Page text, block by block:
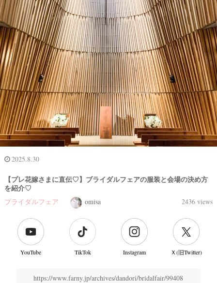
2025.8.30
【プレ花嫁さまに直伝♡】ブライダルフェアの服装と会場の決め方
を紹介♡
ブライダルフェア omisa 2436 views
YouTube TikTok Instagram Ｘ(旧Twitter)
https://www.farny.jp/archives/dandori/bridalfair/99408